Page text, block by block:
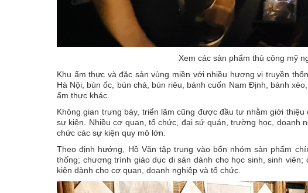
Xem các sản phẩm thủ công mỹ
Khu ẩm thực và đặc sản vùng miền với nhiều hương vị truyền
Hà Nội, bún ốc, bún chả, bún riêu, bánh cuốn Nam Định, bánh
ẩm thực khác.
Không gian trưng bày, triển lãm cũng được đầu tư nhằm giới
sự kiện. Nhiều cơ quan, tổ chức, đại sứ quán, trường học, doanh
chức các sự kiện quy mô lớn.
Theo định hướng, Hồ Văn tập trung vào bốn nhóm sản phẩm
thống; chương trình giáo dục di sản dành cho học sinh, sinh
kiện dành cho cơ quan, doanh nghiệp và tổ chức.